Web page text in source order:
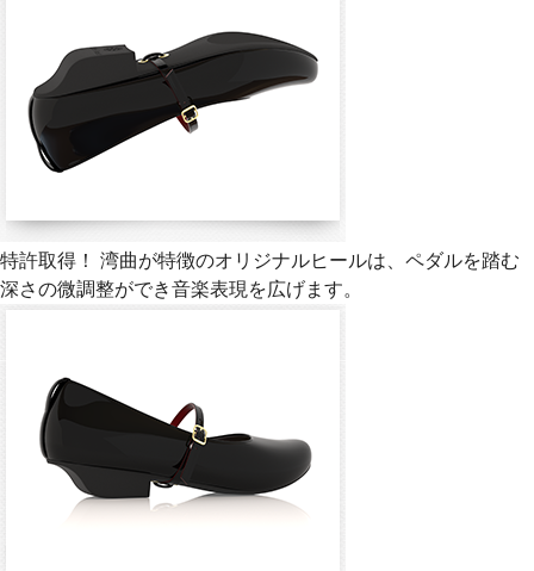
特許取得！ 湾曲が特徴のオリジナルヒールは、ペダルを踏む
深さの微調整ができ音楽表現を広げます。